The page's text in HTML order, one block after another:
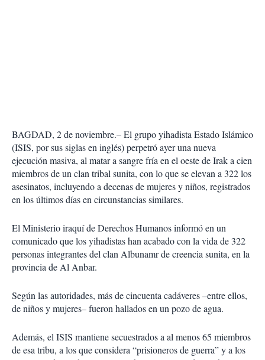
BAGDAD, 2 de noviembre.– El grupo yihadista Estado Islámico
(ISIS, por sus siglas en inglés) perpetró ayer una nueva
ejecución masiva, al matar a sangre fría en el oeste de Irak a cien
miembros de un clan tribal sunita, con lo que se elevan a 322 los
asesinatos, incluyendo a decenas de mujeres y niños, registrados
en los últimos días en circunstancias similares.
El Ministerio iraquí de Derechos Humanos informó en un
comunicado que los yihadistas han acabado con la vida de 322
personas integrantes del clan Albunamr de creencia sunita, en la
provincia de Al Anbar.
Según las autoridades, más de cincuenta cadáveres –entre ellos,
de niños y mujeres– fueron hallados en un pozo de agua.
Además, el ISIS mantiene secuestrados a al menos 65 miembros
de esa tribu, a los que considera “prisioneros de guerra” y a los